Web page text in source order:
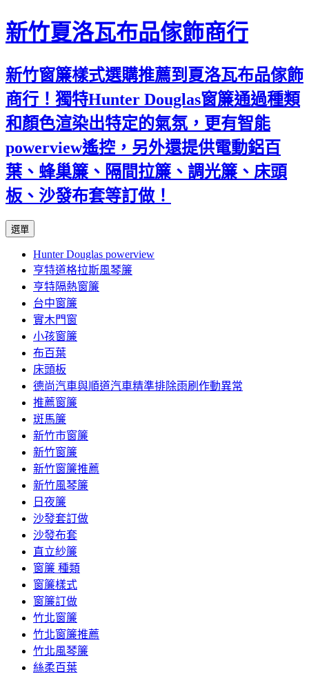
新竹夏洛瓦布品傢飾商行
新竹窗簾樣式選購推薦到夏洛瓦布品傢飾
商行！獨特Hunter Douglas窗簾通過種類
和顏色渲染出特定的氣氛，更有智能
powerview遙控，另外還提供電動鋁百
葉、蜂巢簾、隔間拉簾、調光簾、床頭
板、沙發布套等訂做！
選單
內
容
Hunter Douglas powerview
亨特道格拉斯風琴簾
亨特隔熱窗簾
台中窗簾
實木門窗
小孩窗簾
布百葉
床頭板
德尚汽車與順道汽車精準排除雨刷作動異常
推薦窗簾
斑馬簾
新竹市窗簾
新竹窗簾
新竹窗簾推薦
新竹風琴簾
日夜簾
沙發套訂做
沙發布套
直立紗簾
窗簾 種類
窗簾樣式
窗簾訂做
竹北窗簾
竹北窗簾推薦
竹北風琴簾
絲柔百葉